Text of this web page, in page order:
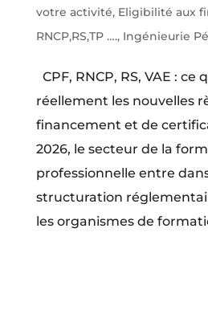
votre activité, Eligibilité aux
RNCP,RS,TP …., Ingénieurie
CPF, RNCP, RS, VAE :
réellement les nouvelles
financement et de
2026, le secteur de la
professionnelle entre
structuration
les organismes de